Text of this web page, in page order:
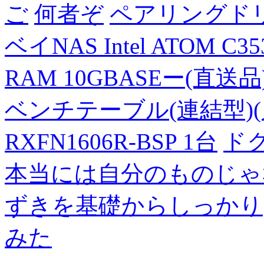
ご 何者ぞ ペアリングド
ベイNAS Intel ATOM
RAM 10GBASEー(直送
ベンチテーブル(連結型
RXFN1606R-BSP 1台
ド
本当には自分のものじ
ずきを基礎からしっかり
みた